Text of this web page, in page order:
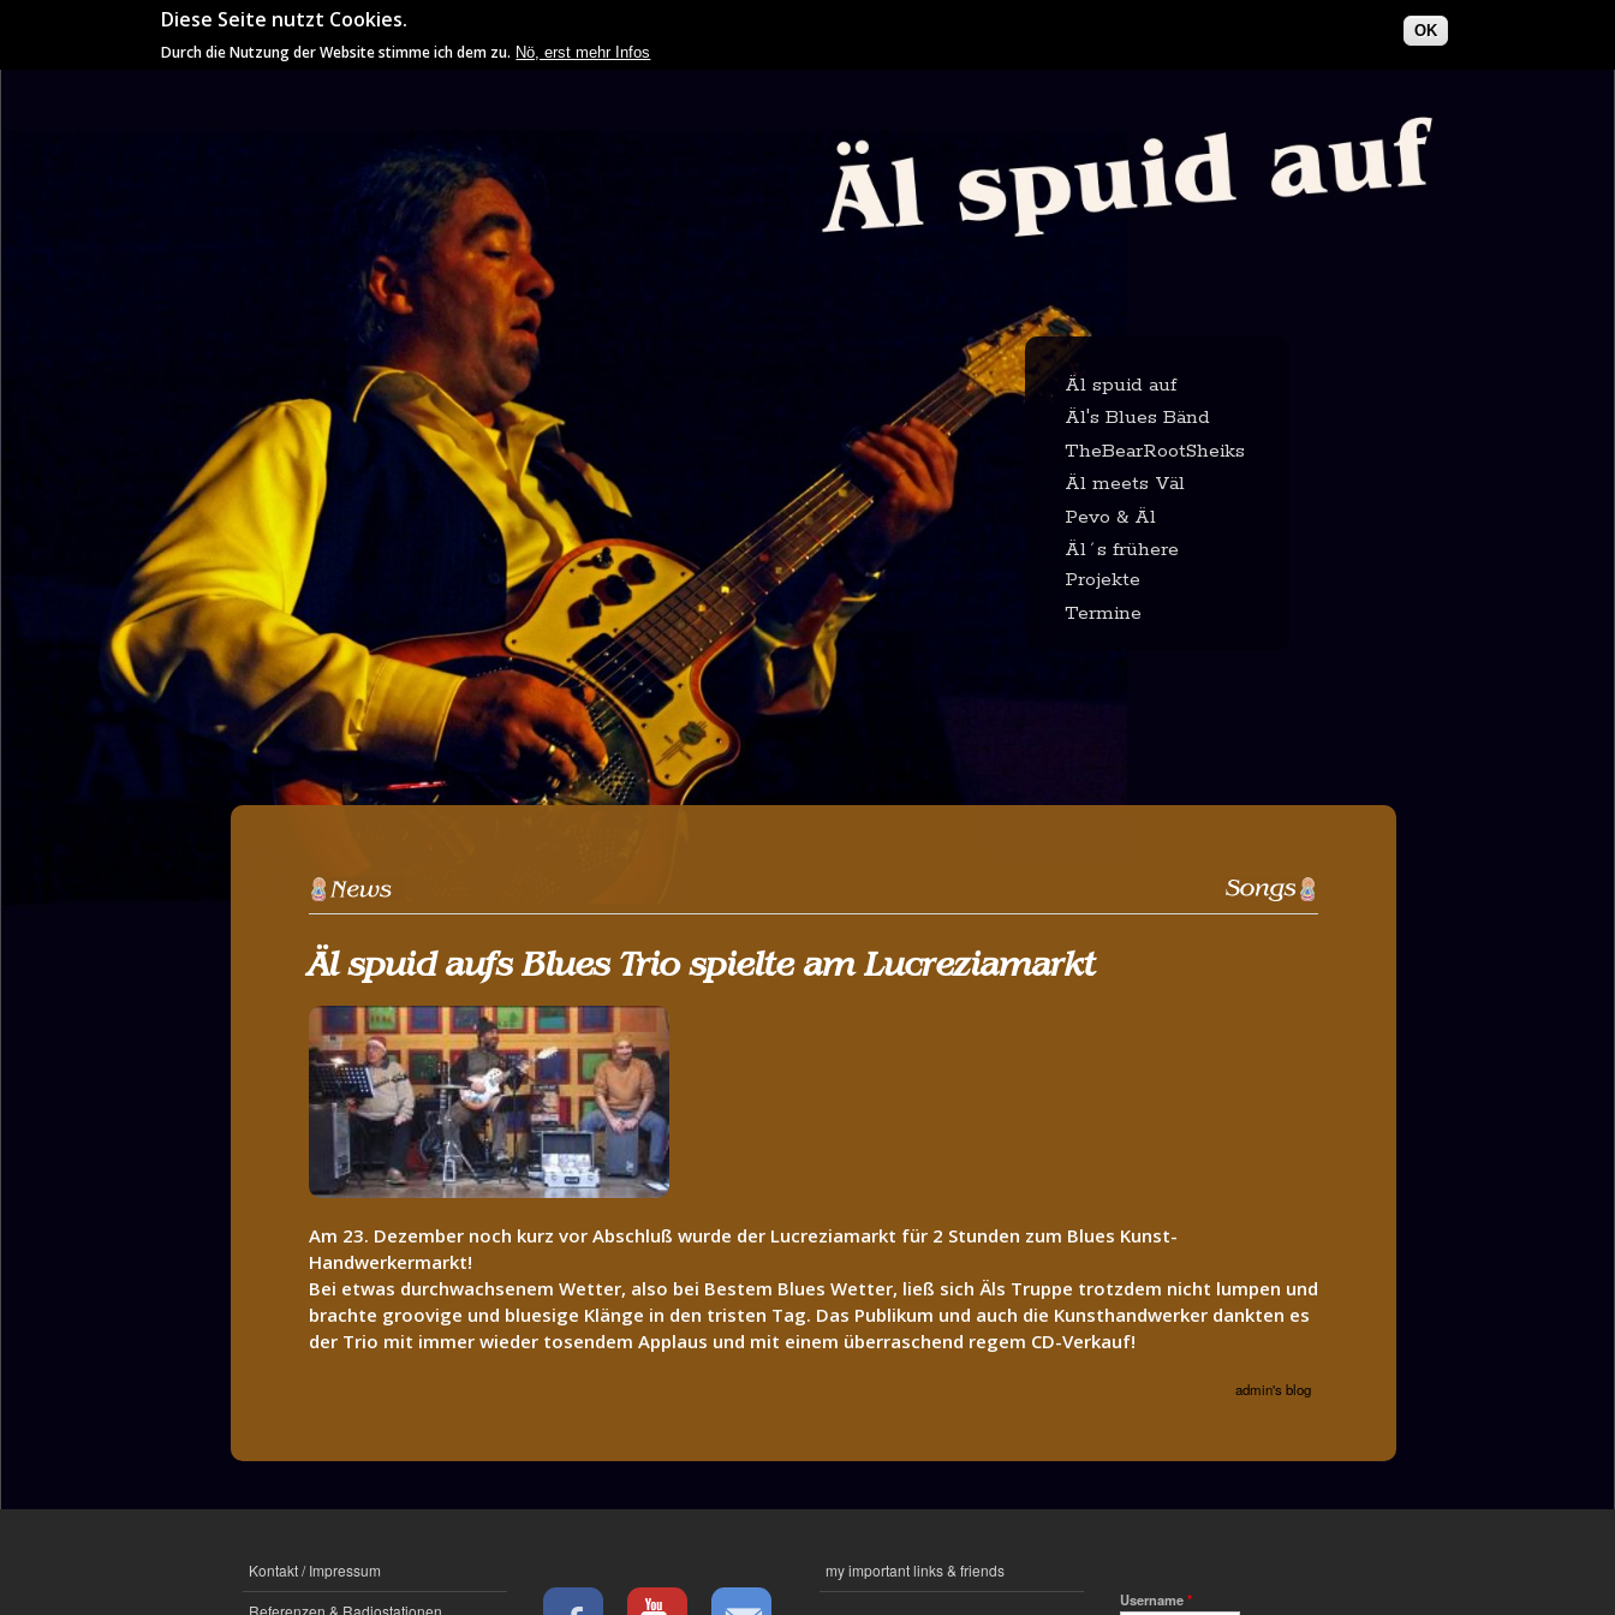
Diese Seite nutzt Cookies.
Durch die Nutzung der Website stimme ich dem zu. Nö, erst mehr Infos
OK
ÄL
You are here
Äl spuid aufs Blues Trio spielte am Lucreziamarkt
Am 23. Dezember noch kurz vor Abschluß wurde der Lucreziamarkt für 2 Stunden zum Blues Kunst-
Handwerkermarkt!
Bei etwas durchwachsenem Wetter, also bei Bestem Blues Wetter, ließ sich Äls Truppe trotzdem nicht lumpen und
brachte groovige und bluesige Klänge in den tristen Tag. Das Publikum und auch die Kunsthandwerker dankten es
der Trio mit immer wieder tosendem Applaus und mit einem überraschend regem CD-Verkauf!
admin's blog
Äl spuid auf
Äl's Blues Bänd
TheBearRootSheiks
Äl meets Väl
Pevo & Äl
Äl´s frühere
Projekte
Termine
Kontakt / Impressum my important links & friends
Username*